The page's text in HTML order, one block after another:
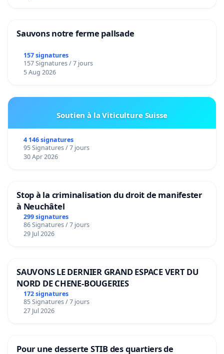
Sauvons notre ferme pallsade
157 signatures
157 Signatures / 7 jours
5 Aug 2026
Soutien à la Viticulture Suisse
4 146 signatures
95 Signatures / 7 jours
30 Apr 2026
Stop à la criminalisation du droit de manifester
à Neuchâtel
299 signatures
86 Signatures / 7 jours
29 Jul 2026
SAUVONS LE DERNIER GRAND ESPACE VERT DU
NORD DE CHENE-BOUGERIES
172 signatures
85 Signatures / 7 jours
27 Jul 2026
Pour une desserte STIB des quartiers de